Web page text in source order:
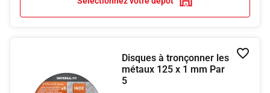
Disques à tronçonner les
métaux 125 x 1 mm Par
5